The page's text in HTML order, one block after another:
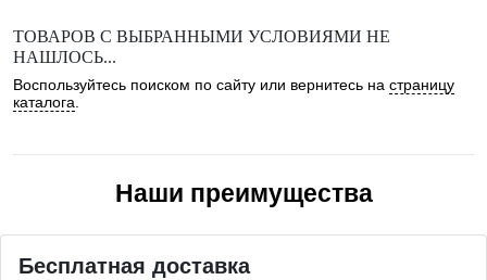
ТОВАРОВ С ВЫБРАННЫМИ УСЛОВИЯМИ НЕ
НАШЛОСЬ...
Воспользуйтесь поиском по сайту или вернитесь на страницу
каталога
Наши преимущества
Бесплатная доставка